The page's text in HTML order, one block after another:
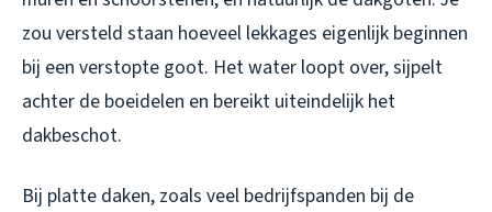
zou versteld staan hoeveel lekkages eigenlijk beginnen
bij een verstopte goot. Het water loopt over, sijpelt
achter de boeidelen en bereikt uiteindelijk het
dakbeschot.
Bij platte daken, zoals veel bedrijfspanden bij de